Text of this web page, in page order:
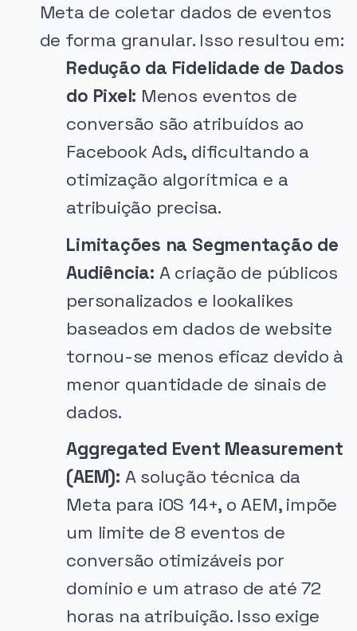
Meta de coletar dados de eventos
de forma granular. Isso resultou em:
Redução da Fidelidade de Dados
do Pixel: Menos eventos de
conversão são atribuídos ao
Facebook Ads, dificultando a
otimização algorítmica e a
atribuição precisa.
Limitações na Segmentação de
Audiência: A criação de públicos
personalizados e lookalikes
baseados em dados de website
tornou-se menos eficaz devido à
menor quantidade de sinais de
dados.
Aggregated Event Measurement
(AEM): A solução técnica da
Meta para iOS 14+, o AEM, impõe
um limite de 8 eventos de
conversão otimizáveis por
domínio e um atraso de até 72
horas na atribuição. Isso exige